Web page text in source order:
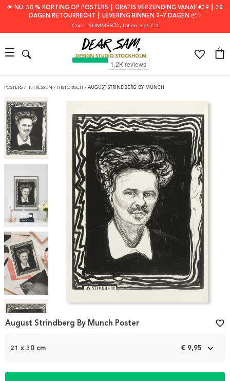
🌟 NU: 30 % KORTING OP POSTERS ┃ GRATIS VERZENDING VANAF €39 ┃ 30
DAGEN RETOURRECHT ┃ LEVERING BINNEN 2–7 DAGEN 📦✨
Code: SUMMER30, tot en met 7-8
POSTERS / INTRESSEN / HISTORISCH / AUGUST STRINDBERG BY MUNCH
Item
1
21 x 30 cm € 9,95
August Strindberg By Munch Poster favorite_border